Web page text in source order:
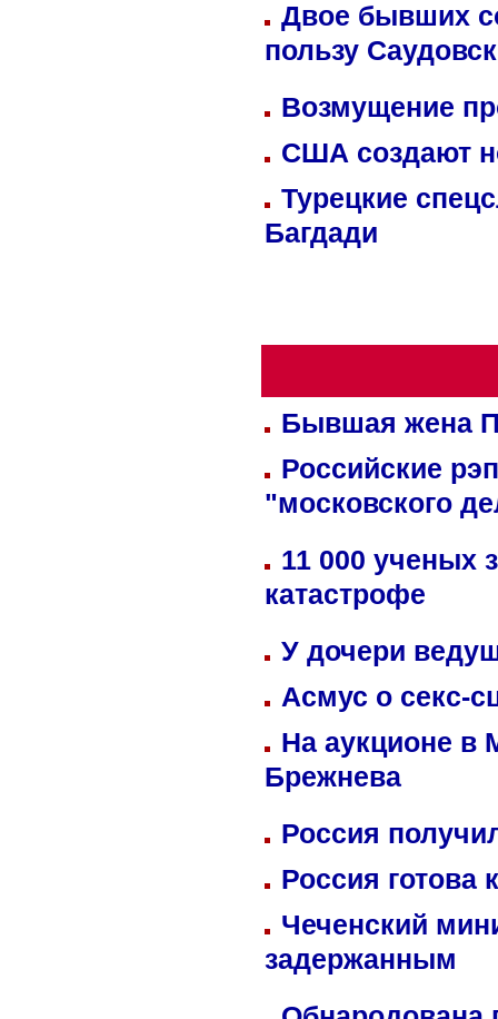
Двое бывших
пользу
Возмущение
США создают
Турецкие
Багдади
Бывшая жена
Российские
"московского
11 000 ученых
катастрофе
У дочери
Асмус о секс-
На аукционе в
Брежнева
Россия
Россия готова
Чеченский
задержанным